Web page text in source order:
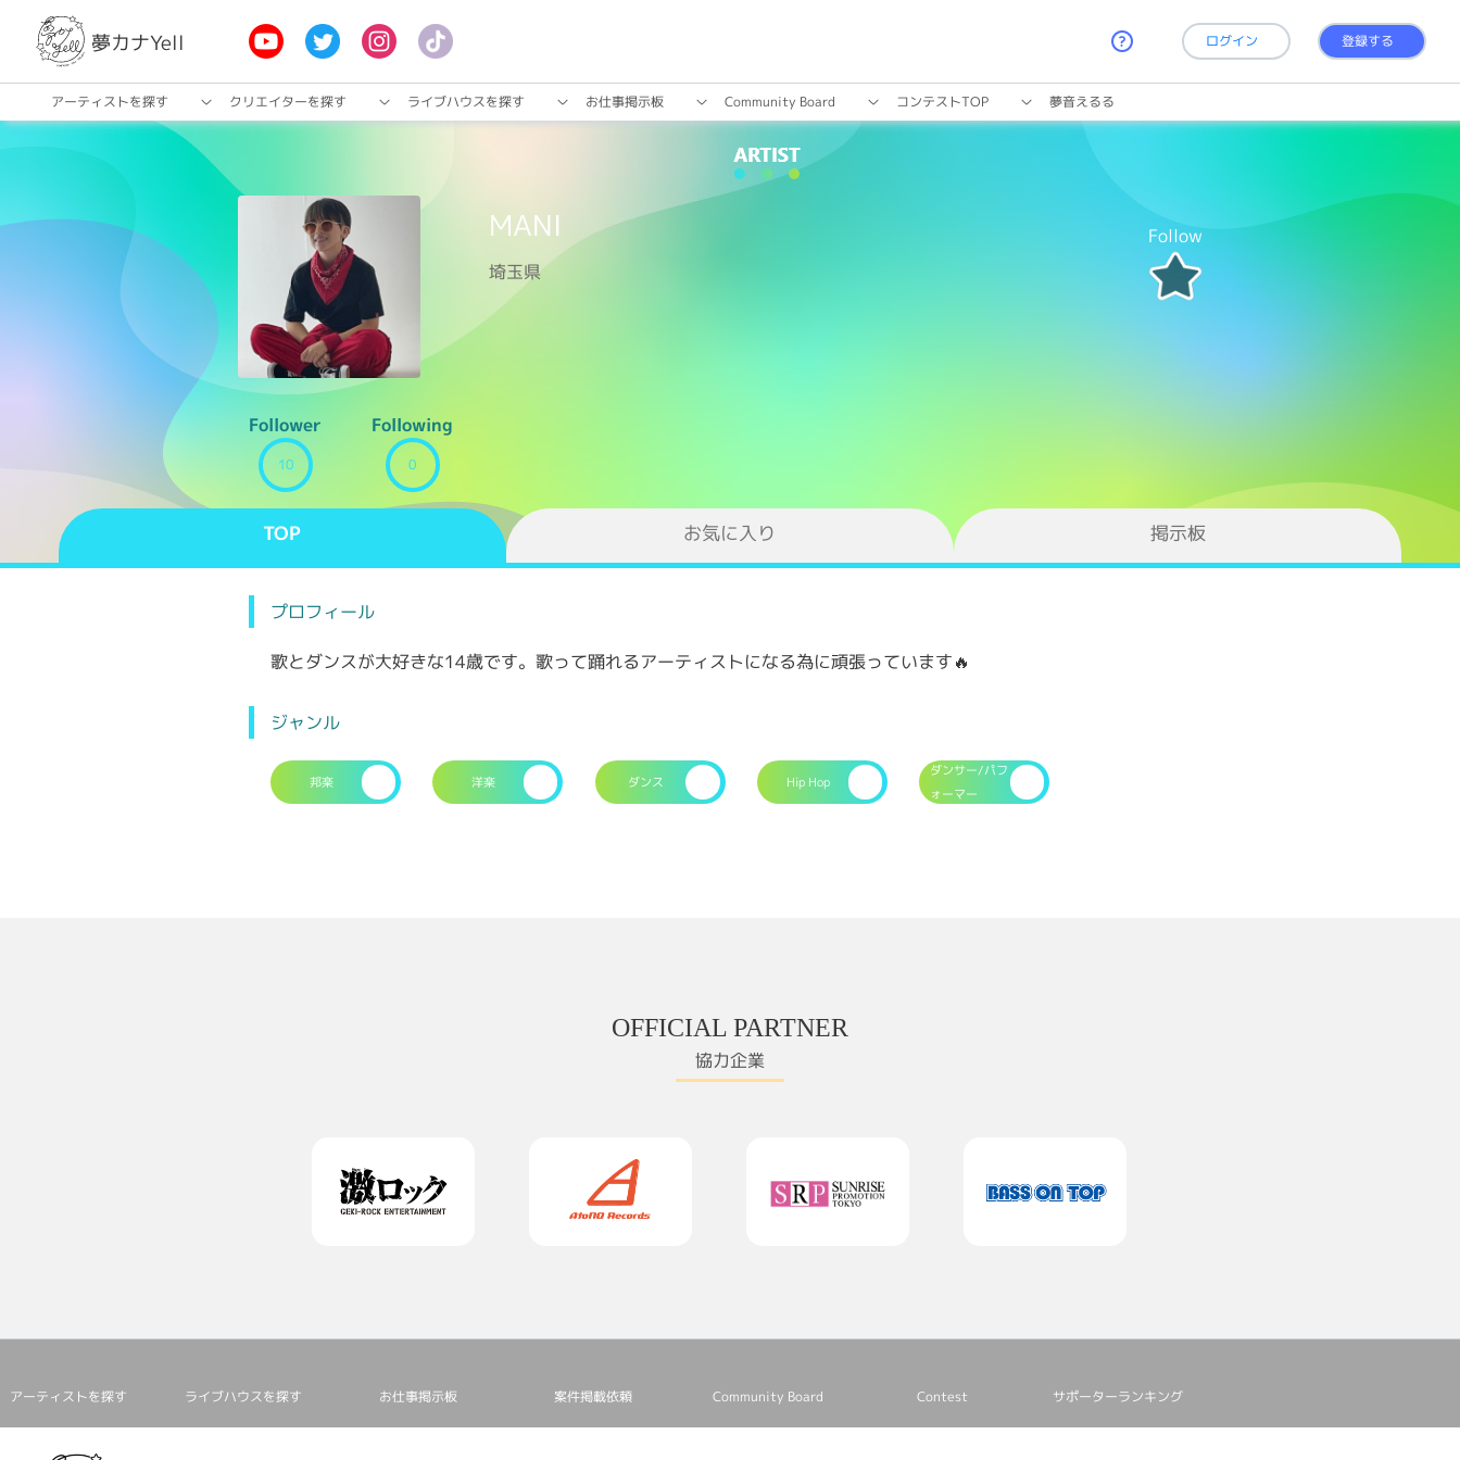
夢カナYell ログイン 登録する
アーティストを探す クリエイターを探す ライブハウスを探す お仕事掲⽰板 Community Board コンテストTOP 夢音えるる
MANI
埼玉県
Follow
Follower
10
Following
0
TOP お気に入り 掲示板
プロフィール
歌とダンスが大好きな14歳です。歌って踊れるアーティストになる為に頑張っています🔥
ジャンル
邦楽 洋楽 ダンス Hip Hop
ダンサー/パフ
ォーマー
OFFICIAL PARTNER
協力企業
アーティストを探す ライブハウスを探す お仕事掲⽰板 案件掲載依頼 Community Board Contest サポーターランキング